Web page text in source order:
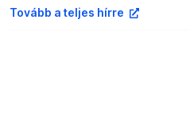
Tovább a teljes hírre